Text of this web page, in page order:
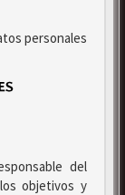
personales
del
objetivos y